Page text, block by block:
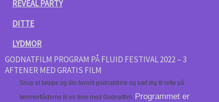
REVEAL PARTY
DITTE
LYDMOR
GODNATFILM PROGRAM PÅ FLUID FESTIVAL 2022 – 3
AFTENER MED GRATIS FILM
Snup et tæppe og din favorit godnatdrink og sæt dig til rette på
tømmerflåderne til en time med Godnatfilm. Programmet er